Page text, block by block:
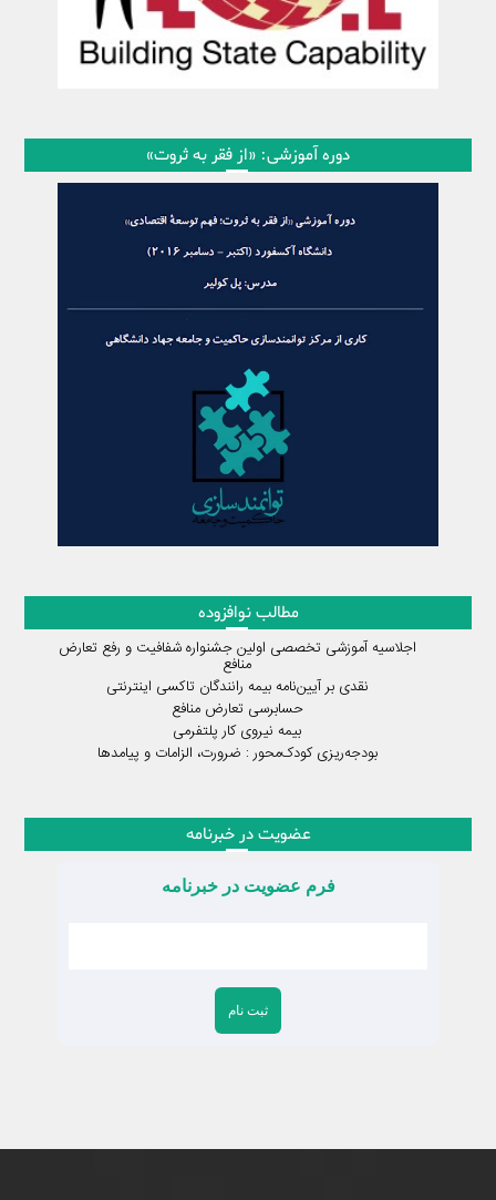
دوره آموزشی: «از فقر به ثروت»
مطالب نوافزوده
اجلاسیه آموزشی تخصصی اولین جشنواره شفافیت و رفع تعارض
منافع
نقدی بر آیین‌نامه بیمه رانندگان تاکسی اینترنتی
حسابرسی تعارض منافع
بیمه نیروی کار پلتفرمی
بودجه‌ریزی کودک‌محور : ضرورت، الزامات و پیامدها
عضویت در خبرنامه
فرم عضویت در خبرنامه